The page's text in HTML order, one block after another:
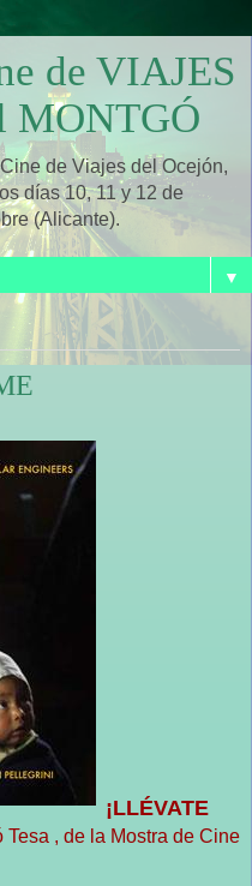
de VIAJES
MONTGÓ
de Viajes del Ocejón,
días 10, 11 y 12 de
(Alicante).
▼
¡LLÉVATE
Tesa , de la Mostra de Cine